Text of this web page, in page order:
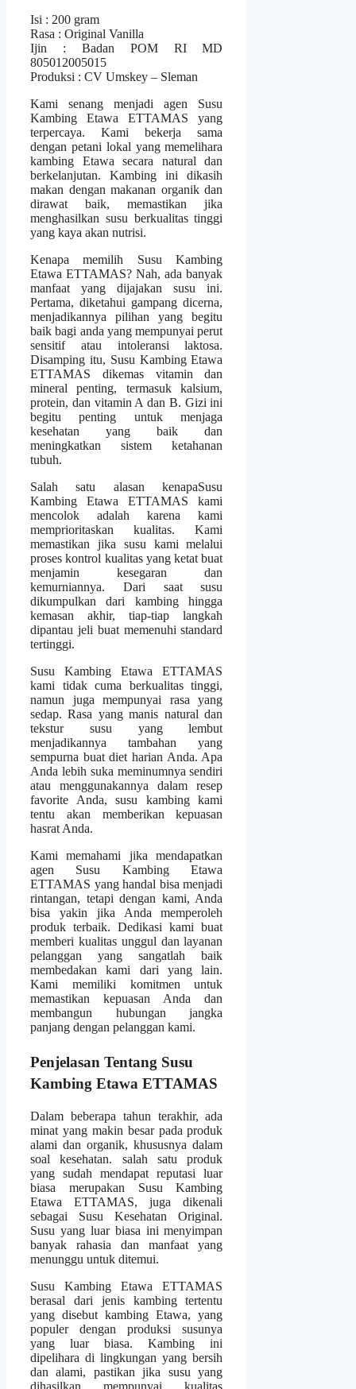
Isi : 200 gram
Rasa : Original Vanilla
Ijin : Badan POM RI MD
805012005015
Produksi : CV Umskey – Sleman
Kami senang menjadi agen Susu
Kambing Etawa ETTAMAS yang
terpercaya. Kami bekerja sama
dengan petani lokal yang memelihara
kambing Etawa secara natural dan
berkelanjutan. Kambing ini dikasih
makan dengan makanan organik dan
dirawat baik, memastikan jika
menghasilkan susu berkualitas tinggi
yang kaya akan nutrisi.
Kenapa memilih Susu Kambing
Etawa ETTAMAS? Nah, ada banyak
manfaat yang dijajakan susu ini.
Pertama, diketahui gampang dicerna,
menjadikannya pilihan yang begitu
baik bagi anda yang mempunyai perut
sensitif atau intoleransi laktosa.
Disamping itu, Susu Kambing Etawa
ETTAMAS dikemas vitamin dan
mineral penting, termasuk kalsium,
protein, dan vitamin A dan B. Gizi ini
begitu penting untuk menjaga
kesehatan yang baik dan
meningkatkan sistem ketahanan
tubuh.
Salah satu alasan kenapaSusu
Kambing Etawa ETTAMAS kami
mencolok adalah karena kami
memprioritaskan kualitas. Kami
memastikan jika susu kami melalui
proses kontrol kualitas yang ketat buat
menjamin kesegaran dan
kemurniannya. Dari saat susu
dikumpulkan dari kambing hingga
kemasan akhir, tiap-tiap langkah
dipantau jeli buat memenuhi standard
tertinggi.
Susu Kambing Etawa ETTAMAS
kami tidak cuma berkualitas tinggi,
namun juga mempunyai rasa yang
sedap. Rasa yang manis natural dan
tekstur susu yang lembut
menjadikannya tambahan yang
sempurna buat diet harian Anda. Apa
Anda lebih suka meminumnya sendiri
atau menggunakannya dalam resep
favorite Anda, susu kambing kami
tentu akan memberikan kepuasan
hasrat Anda.
Kami memahami jika mendapatkan
agen Susu Kambing Etawa
ETTAMAS yang handal bisa menjadi
rintangan, tetapi dengan kami, Anda
bisa yakin jika Anda memperoleh
produk terbaik. Dedikasi kami buat
memberi kualitas unggul dan layanan
pelanggan yang sangatlah baik
membedakan kami dari yang lain.
Kami memiliki komitmen untuk
memastikan kepuasan Anda dan
membangun hubungan jangka
panjang dengan pelanggan kami.
Penjelasan Tentang Susu
Kambing Etawa ETTAMAS
Dalam beberapa tahun terakhir, ada
minat yang makin besar pada produk
alami dan organik, khususnya dalam
soal kesehatan. salah satu produk
yang sudah mendapat reputasi luar
biasa merupakan Susu Kambing
Etawa ETTAMAS, juga dikenali
sebagai Susu Kesehatan Original.
Susu yang luar biasa ini menyimpan
banyak rahasia dan manfaat yang
menunggu untuk ditemui.
Susu Kambing Etawa ETTAMAS
berasal dari jenis kambing tertentu
yang disebut kambing Etawa, yang
populer dengan produksi susunya
yang luar biasa. Kambing ini
dipelihara di lingkungan yang bersih
dan alami, pastikan jika susu yang
dihasilkan mempunyai kualitas